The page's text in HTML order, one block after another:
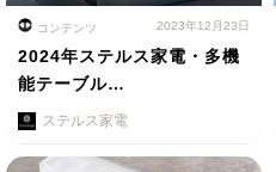
コンテンツ 2023年12月23日
2024年ステルス家電・多機
能テーブル…
ステルス家電